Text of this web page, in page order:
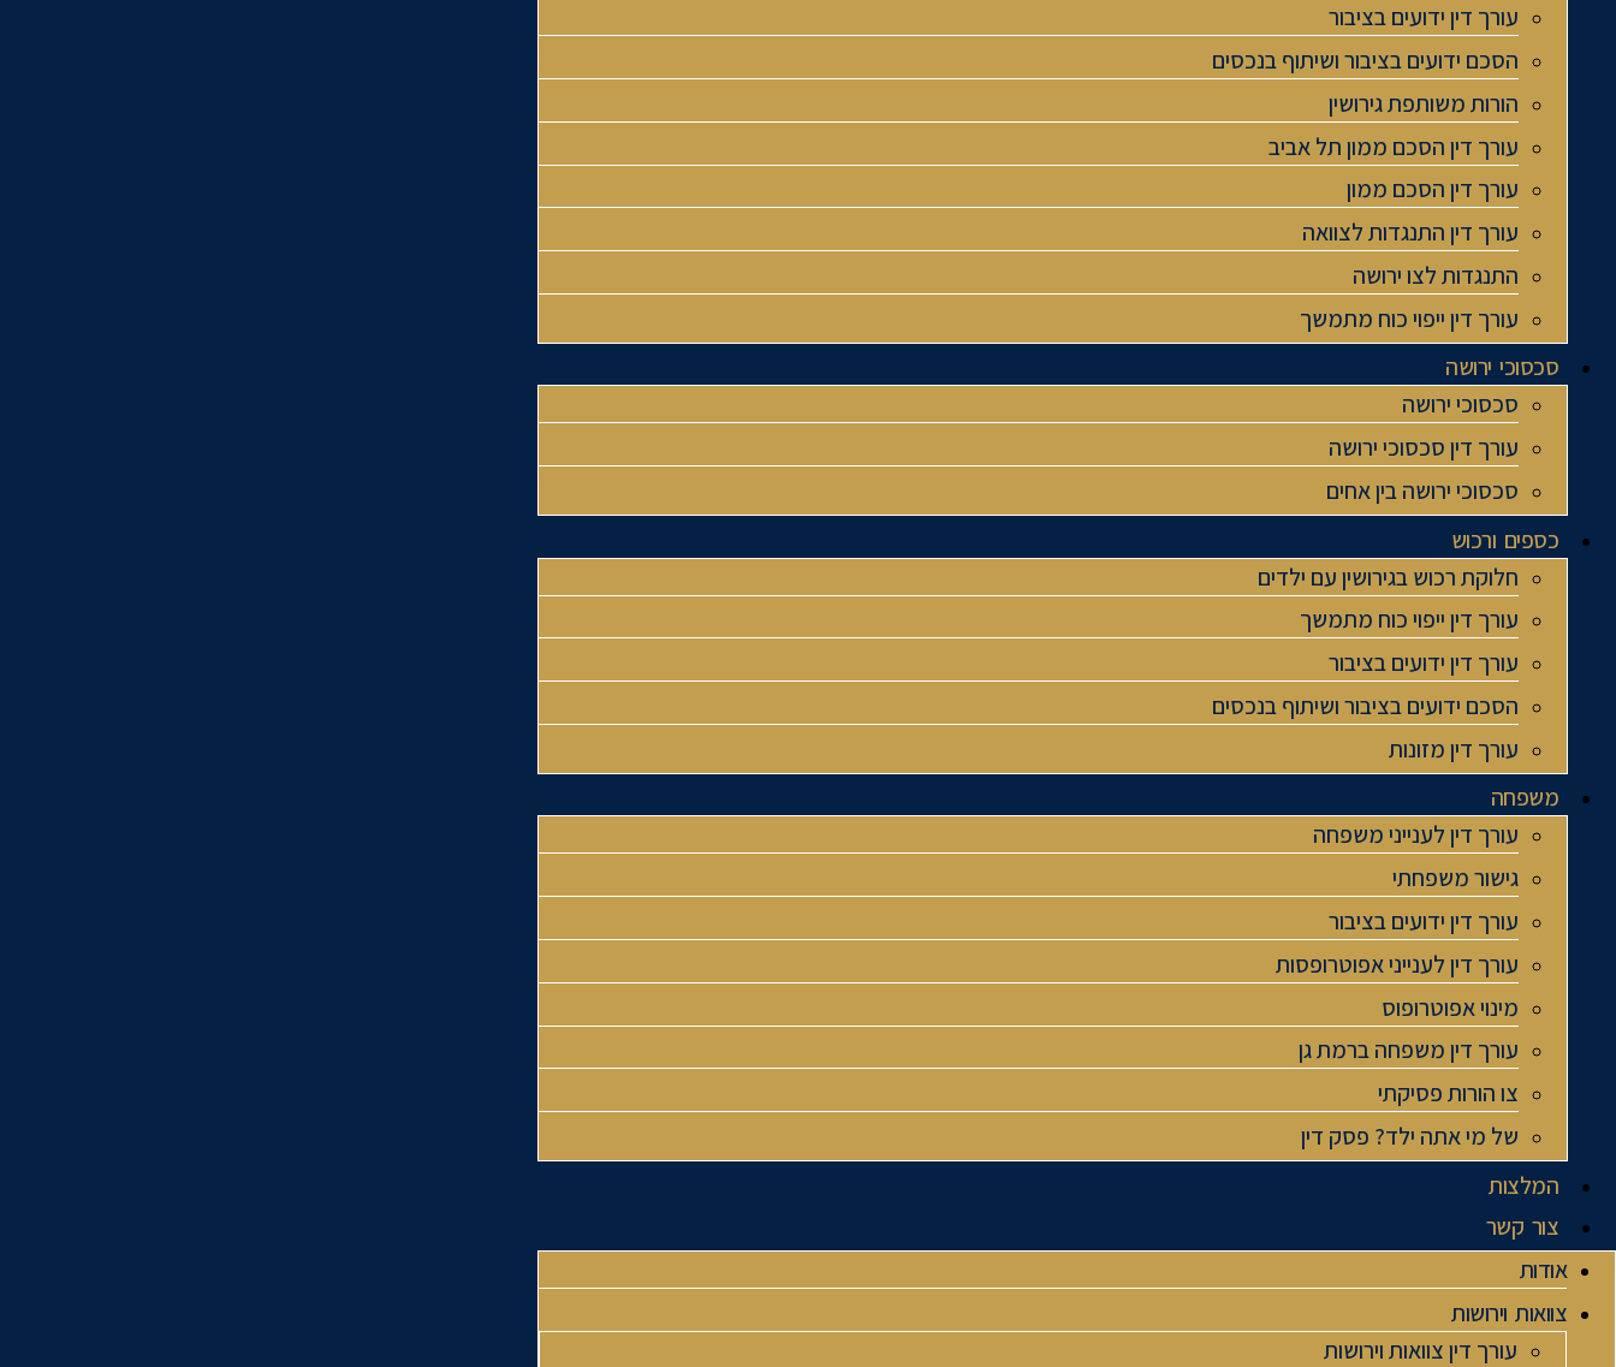
עורך דין ידועים בציבור
הסכם ידועים בציבור ושיתוף בנכסים
הורות משותפת גירושין
עורך דין הסכם ממון תל אביב
עורך דין הסכם ממון
עורך דין התנגדות לצוואה
התנגדות לצו ירושה
עורך דין ייפוי כוח מתמשך
סכסוכי ירושה
סכסוכי ירושה
עורך דין סכסוכי ירושה
סכסוכי ירושה בין אחים
כספים ורכוש
חלוקת רכוש בגירושין עם ילדים
עורך דין ייפוי כוח מתמשך
עורך דין ידועים בציבור
הסכם ידועים בציבור ושיתוף בנכסים
עורך דין מזונות
משפחה
עורך דין לענייני משפחה
גישור משפחתי
עורך דין ידועים בציבור
עורך דין לענייני אפוטרופסות
מינוי אפוטרופוס
עורך דין משפחה ברמת גן
צו הורות פסיקתי
של מי אתה ילד? פסק דין
המלצות
צור קשר
אודות
צוואות וירושות
עורך דין צוואות וירושות